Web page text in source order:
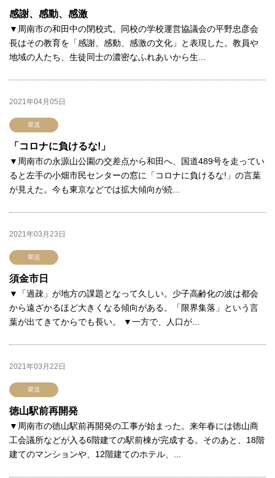
感謝、感動、感激
▼周南市の和田中の閉校式。同校の学校運営協議会の平野忠彦会
長はその教育を「感謝、感動、感激の文化」と表現した。教員や
地域の人たち、生徒同士の濃密なふれあいから生...
2021年04月05日
翠流
「コロナに負けるな!」
▼周南市の永源山公園の交差点から和田へ、国道489号を走ってい
ると左手の小畑市民センターの窓に「コロナに負けるな!」の言葉
が見えた。今も東京などでは拡大傾向が続...
2021年03月23日
翠流
須金市日
▼「過疎」が地方の課題となって久しい。少子高齢化の波は都会
から遠ざかるほど大きくなる傾向がある。「限界集落」という言
葉が出てきてからでも長い。 ▼一方で、人口が...
2021年03月22日
翠流
徳山駅前再開発
▼周南市の徳山駅前再開発の工事が始まった。来年春には徳山商
工会議所などが入る6階建ての駅前棟が完成する。そのあと、18階
建てのマンションや、12階建てのホテル、...